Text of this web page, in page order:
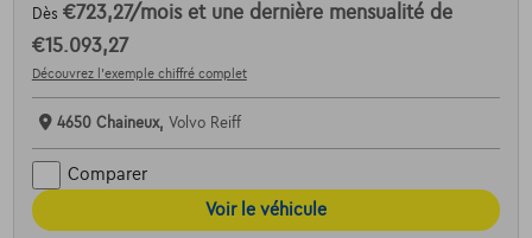
Dès €723,27/mois et une dernière mensualité de
€15.093,27
Découvrez l’exemple chiffré complet
4650 Chaineux, Volvo Reiff
Comparer
Voir le véhicule